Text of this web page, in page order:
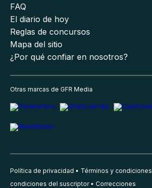
FAQ
El diario de hoy
Reglas de concursos
Mapa del sitio
¿Por qué confiar en nosotros?
Otras marcas de GFR Media
Política de privacidad Términos y condiciones
condiciones del suscriptor
Correcciones